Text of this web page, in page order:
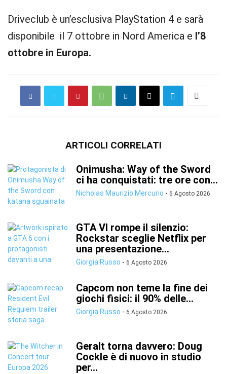
Driveclub è un’esclusiva PlayStation 4 e sarà
disponibile il 7 ottobre in Nord America e l’8
ottobre in Europa.
ARTICOLI CORRELATI
Onimusha: Way of the Sword
ci ha conquistati: tre ore con...
Nicholas Maurizio Mercurio - 6 Agosto 2026
GTA VI rompe il silenzio:
Rockstar sceglie Netflix per
una presentazione...
Giorgia Russo - 6 Agosto 2026
Capcom non teme la fine dei
giochi fisici: il 90% delle...
Giorgia Russo - 6 Agosto 2026
Geralt torna davvero: Doug
Cockle è di nuovo in studio
per...